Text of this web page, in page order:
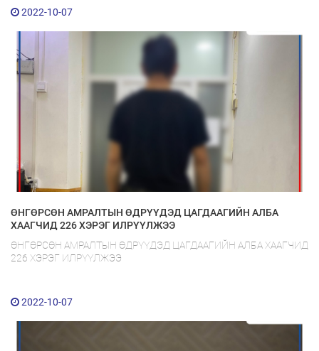
2022-10-07
ӨНГӨРСӨН АМРАЛТЫН ӨДРҮҮДЭД ЦАГДААГИЙН АЛБА
ХААГЧИД 226 ХЭРЭГ ИЛРҮҮЛЖЭЭ
ӨНГӨРСӨН АМРАЛТЫН ӨДРҮҮДЭД ЦАГДААГИЙН АЛБА ХААГЧИД
226 ХЭРЭГ ИЛРҮҮЛЖЭЭ
2022-10-07
Мэдээллийн ил тод байдал
Удирдлагын шийдвэрийн ил тод байдал
Авлигын эсрэг үйл ажиллагаа
Үйл ажиллагааны ил тод байдал
Өргөдөл, гомдлын мэдээ
Иргэдийг хүлээн авах хуваарь